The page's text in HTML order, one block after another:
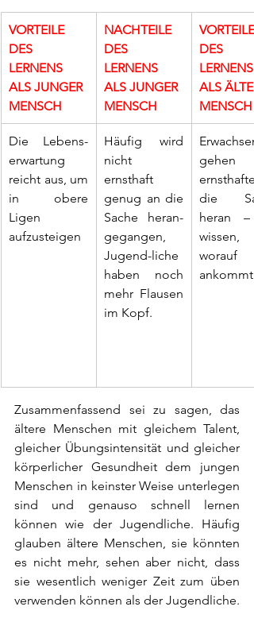
VORTEILE
DES
LERNENS
ALS JUNGER
MENSCH
NACHTEILE
DES
LERNENS
ALS JUNGER
MENSCH
VORTEILE
DES
LERNENS
ALS
MENSCH
Die Lebens-
erwartung
reicht aus, um
in obere
Ligen
aufzusteigen
Häufig wird
nicht
ernsthaft
genug an die
Sache heran-
gegangen,
Jugend-liche
haben noch
mehr Flausen
im Kopf.
gehen
die
heran –
wissen,
worauf
ankommt.
Zusammenfassend sei zu sagen, das
ältere Menschen mit gleichem Talent,
gleicher Übungsintensität und gleicher
körperlicher Gesundheit dem jungen
Menschen in keinster Weise unterlegen
sind und genauso schnell lernen
können wie der Jugendliche. Häufig
glauben ältere Menschen, sie könnten
es nicht mehr, sehen aber nicht, dass
sie wesentlich weniger Zeit zum üben
verwenden können als der Jugendliche.